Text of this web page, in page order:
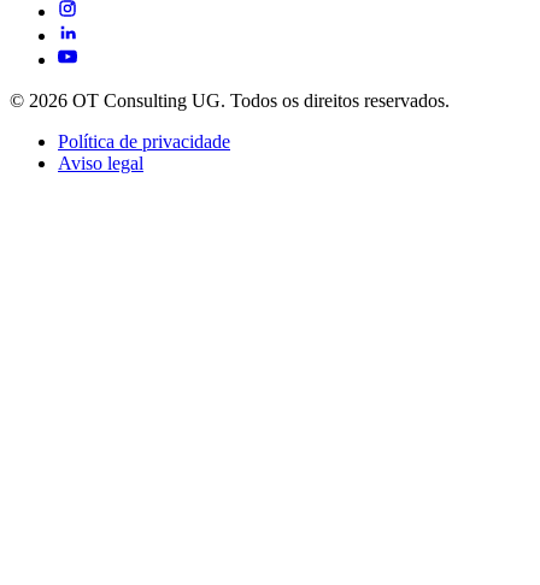
© 2026 OT Consulting UG. Todos os direitos reservados.
Política de privacidade
Aviso legal